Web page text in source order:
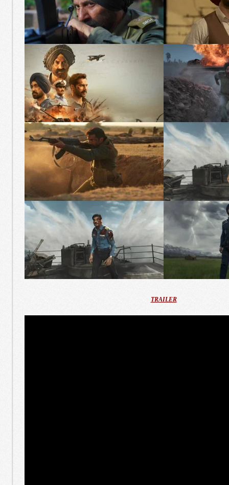
TRAILER